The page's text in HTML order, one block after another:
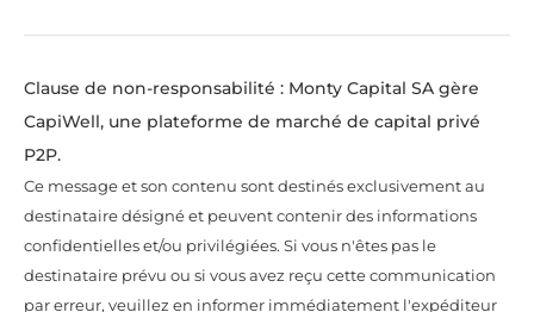
Clause de non-responsabilité : Monty Capital SA gère
CapiWell, une plateforme de marché de capital privé
P2P.
Ce message et son contenu sont destinés exclusivement au
destinataire désigné et peuvent contenir des informations
confidentielles et/ou privilégiées. Si vous n'êtes pas le
destinataire prévu ou si vous avez reçu cette communication
par erreur, veuillez en informer immédiatement l'expéditeur